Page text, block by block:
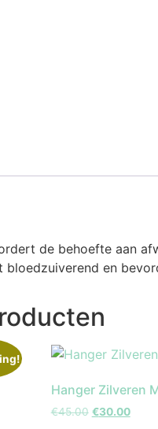
de behoefte aan
en
Hanger Zilveren
€45.00 €30.00